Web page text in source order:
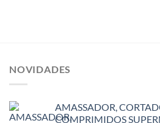
NOVIDADES
AMASSADOR,
COMPRIMIDOS